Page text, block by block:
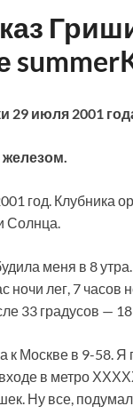
29 июля 2001
железом.
год. Клубника
Солнца.
меня в 8
ночи лег, 7
33 градусов —
к Москве в 9-58.
в метро
Ну все,